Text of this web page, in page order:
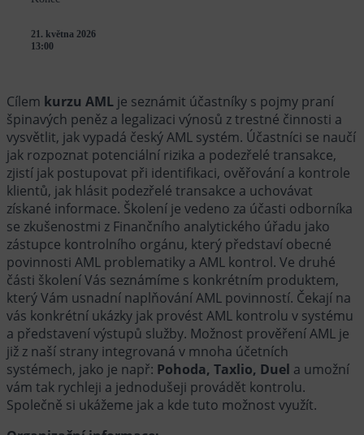
21. května 2026
13:00
Cílem kurzu AML je seznámit účastníky s pojmy praní
špinavých peněz a legalizaci výnosů z trestné činnosti a
vysvětlit, jak vypadá český AML systém. Účastníci se naučí
jak rozpoznat potenciální rizika a podezřelé transakce,
zjistí jak postupovat při identifikaci, ověřování a kontrole
klientů, jak hlásit podezřelé transakce a uchovávat
získané informace. Školení je vedeno za účasti odborníka
se zkušenostmi z Finančního analytického úřadu jako
zástupce kontrolního orgánu, který představí obecné
povinnosti AML problematiky a AML kontrol. Ve druhé
části školení Vás seznámíme s konkrétním produktem,
který Vám usnadní naplňování AML povinností. Čekají na
vás konkrétní ukázky jak provést AML kontrolu v systému
a představení výstupů služby. Možnost prověření AML je
již z naší strany integrovaná v mnoha účetních
systémech, jako je např: Pohoda, Taxlio, Duel a umožní
vám tak rychleji a jednodušeji provádět kontrolu.
Společně si ukážeme jak a kde tuto možnost využít.